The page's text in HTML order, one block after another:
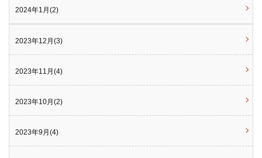
2024年1月(2)
2023年12月(3)
2023年11月(4)
2023年10月(2)
2023年9月(4)